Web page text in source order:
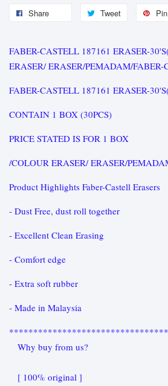
Share Tweet
FABER-CASTELL 187161 ERASER-
ERASER/ ERASER/PEMADAM/FABER-
FABER-CASTELL 187161 ERASER-
CONTAIN 1 BOX (30PCS)
PRICE STATED IS FOR 1 BOX
/COLOUR ERASER/ ERASER/
Product Highlights Faber-Castell Erasers
- Dust Free, dust roll together
- Excellent Clean Erasing
- Comfort edge
- Extra soft rubber
- Made in Malaysia
Why buy from us?
[ 100% original ]